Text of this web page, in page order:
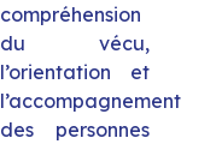
compréhension
du vécu,
l’orientation et
l’accompagnement
des personnes